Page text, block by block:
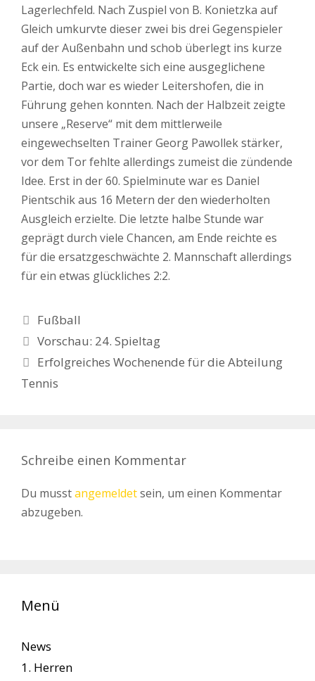
Lagerlechfeld. Nach Zuspiel von B. Konietzka auf
Gleich umkurvte dieser zwei bis drei Gegenspieler
auf der Außenbahn und schob überlegt ins kurze
Eck ein. Es entwickelte sich eine ausgeglichene
Partie, doch war es wieder Leitershofen, die in
Führung gehen konnten. Nach der Halbzeit zeigte
unsere „Reserve“ mit dem mittlerweile
eingewechselten Trainer Georg Pawollek stärker,
vor dem Tor fehlte allerdings zumeist die zündende
Idee. Erst in der 60. Spielminute war es Daniel
Pientschik aus 16 Metern der den wiederholten
Ausgleich erzielte. Die letzte halbe Stunde war
geprägt durch viele Chancen, am Ende reichte es
für die ersatzgeschwächte 2. Mannschaft allerdings
für ein etwas glückliches 2:2.
Kategorien
Fußball
Vorschau: 24. Spieltag
Erfolgreiches Wochenende für die Abteilung
Tennis
Schreibe einen Kommentar
Du musstangemeldetsein, um einen Kommentar
abzugeben.
Menü
News
1. Herren